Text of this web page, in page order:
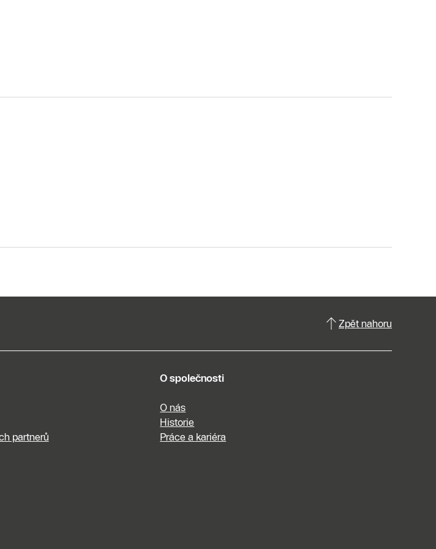
Zpět nahoru
partnerů
O společnosti
O nás
Historie
Práce a kariéra